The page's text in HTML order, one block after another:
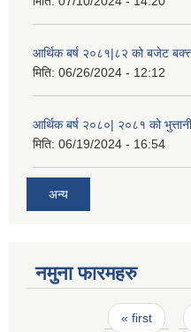
आर्थिक बर्ष २०८१|८२ को बजेट
मिति: 06/26/2024 - 12:12
आर्थिक बर्ष २०८०| २०८१ को
मिति: 06/19/2024 - 16:54
अन्य
नमुना फारमहरु
« first